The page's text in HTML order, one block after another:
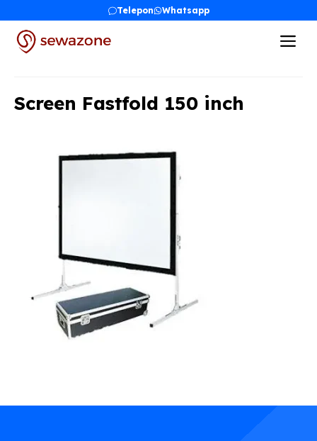
content
Telepon Whatsapp
Screen Fastfold 150 inch